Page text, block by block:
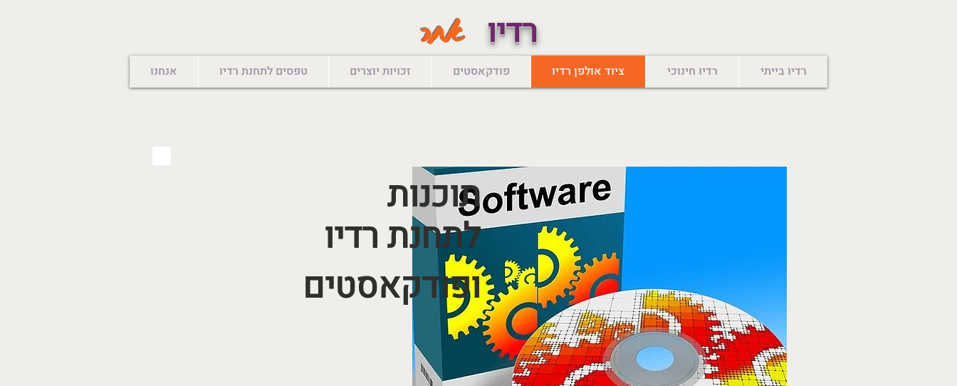
רדיו אחר
רדיו בייתי רדיו חינוכי ציוד אולפן רדיו פודקאסטים זכויות יוצרים טפסים לתחנת רדיו אנחנו
תוכנות
לתחנת רדיו
ופודקאסטים